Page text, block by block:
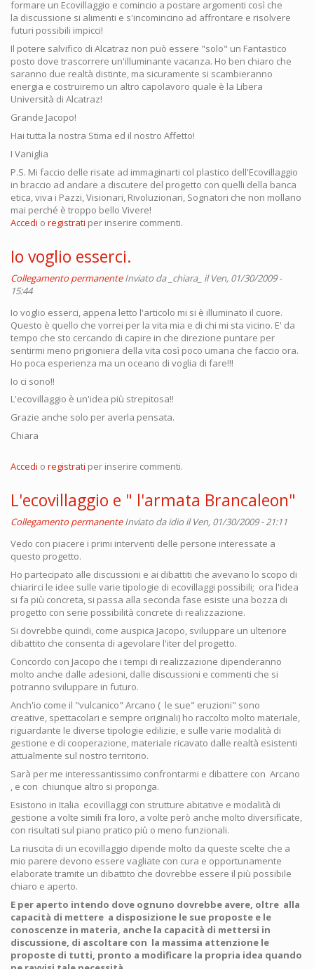
formare un Ecovillaggio e comincio a postare argomenti così che
la discussione si alimenti e s'incomincino ad affrontare e risolvere
futuri possibili impicci!
Il potere salvifico di Alcatraz non può essere "solo" un Fantastico
posto dove trascorrere un'illuminante vacanza. Ho ben chiaro che
saranno due realtà distinte, ma sicuramente si scambieranno
energia e costruiremo un altro capolavoro quale è la Libera
Università di Alcatraz!
Grande Jacopo!
Hai tutta la nostra Stima ed il nostro Affetto!
I Vaniglia
P.S. Mi faccio delle risate ad immaginarti col plastico dell'Ecovillaggio
in braccio ad andare a discutere del progetto con quelli della banca
etica, viva i Pazzi, Visionari, Rivoluzionari, Sognatori che non mollano
mai perché è troppo bello Vivere!
Accedi o registrati per inserire commenti.
Io voglio esserci.
Collegamento permanente Inviato da _chiara_ il Ven, 01/30/2009 -
15:44
Io voglio esserci, appena letto l'articolo mi si è illuminato il cuore.
Questo è quello che vorrei per la vita mia e di chi mi sta vicino. E' da
tempo che sto cercando di capire in che direzione puntare per
sentirmi meno prigioniera della vita così poco umana che faccio ora.
Ho poca esperienza ma un oceano di voglia di fare!!!
Io ci sono!!
L'ecovillaggio è un'idea più strepitosa!!
Grazie anche solo per averla pensata.
Chiara
Accedi o registrati per inserire commenti.
L'ecovillaggio e " l'armata Brancaleon"
Collegamento permanente Inviato daidio il Ven, 01/30/2009 - 21:11
Vedo con piacere i primi interventi delle persone interessate a
questo progetto.
Ho partecipato alle discussioni e ai dibattiti che avevano lo scopo di
chiarirci le idee sulle varie tipologie di ecovillaggi possibili; ora l'idea
si fa più concreta, si passa alla seconda fase esiste una bozza di
progetto con serie possibilità concrete di realizzazione.
Si dovrebbe quindi, come auspica Jacopo, sviluppare un ulteriore
dibattito che consenta di agevolare l'iter del progetto.
Concordo con Jacopo che i tempi di realizzazione dipenderanno
molto anche dalle adesioni, dalle discussioni e commenti che si
potranno sviluppare in futuro.
Anch'io come il "vulcanico" Arcano ( le sue" eruzioni" sono
creative, spettacolari e sempre originali) ho raccolto molto materiale,
riguardante le diverse tipologie edilizie, e sulle varie modalità di
gestione e di cooperazione, materiale ricavato dalle realtà esistenti
attualmente sul nostro territorio.
Sarà per me interessantissimo confrontarmi e dibattere con Arcano
, e con chiunque altro si proponga.
Esistono in Italia ecovillaggi con strutture abitative e modalità di
gestione a volte simili fra loro, a volte però anche molto diversificate,
con risultati sul piano pratico più o meno funzionali.
La riuscita di un ecovillaggio dipende molto da queste scelte che a
mio parere devono essere vagliate con cura e opportunamente
elaborate tramite un dibattito che dovrebbe essere il più possibile
chiaro e aperto.
E per aperto intendo dove ognuno dovrebbe avere, oltre alla
capacità di mettere a disposizione le sue proposte e le
conoscenze in materia, anche la capacità di mettersi in
discussione, di ascoltare con la massima attenzione le
proposte di tutti, pronto a modificare la propria idea quando